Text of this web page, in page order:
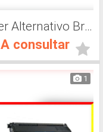
Toner Alternativo Brother TN 319M, Impresora Láser
A consultar
1